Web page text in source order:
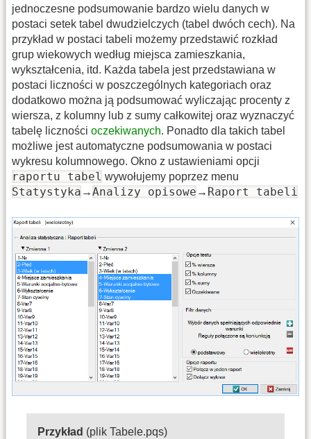
jednoczesne podsumowanie bardzo wielu danych w
postaci setek tabel dwudzielczych (tabel dwóch cech). Na
przykład w postaci tabeli możemy przedstawić rozkład
grup wiekowych według miejsca zamieszkania,
wykształcenia, itd. Każda tabela jest przedstawiana w
postaci liczności w poszczególnych kategoriach oraz
dodatkowo można ją podsumować wyliczając procenty z
wiersza, z kolumny lub z sumy całkowitej oraz wyznaczyć
tabelę liczności oczekiwanych. Ponadto dla takich tabel
możliwe jest automatyczne podsumowania w postaci
wykresu kolumnowego. Okno z ustawieniami opcji
raportu tabel wywołujemy poprzez menu
Statystyka →Analizy opisowe → Raport tabeli
Przykład (plik Tabele.pqs)